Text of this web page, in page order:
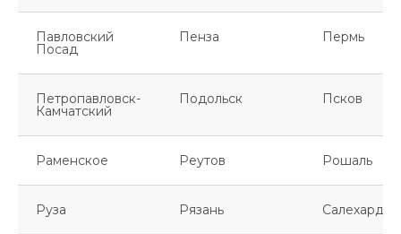
Павловский
Посад
Пенза Пермь
Петропавловск-
Камчатский
Подольск Псков
Раменское Реутов Рошаль
Руза Рязань Салехард